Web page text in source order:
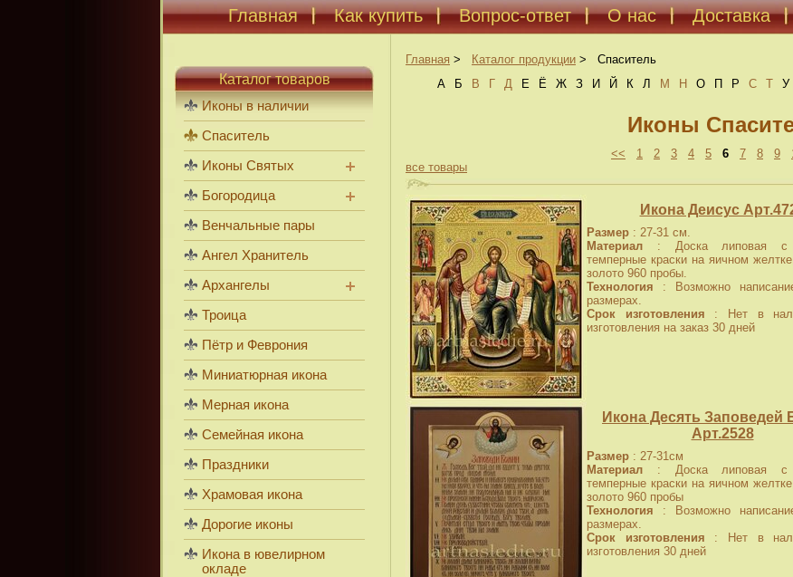
Главная Как купить Вопрос-ответ О нас Доставка
Главная > Каталог продукции >
Спаситель
А
Б В Г Д Е Ё Ж З И Й К Л М Н О П Р С Т У
Иконы
<< 1 2 3 4 5 6 7 8 9
все товары
Икона Деисус
Размер : 27-31 см.
Материал : Доска липовая с
темперные краски на яичном
золото 960 пробы.
Технология : Возможно
размерах.
Срок изготовления : Нет в
изготовления на заказ 30 дней
Икона Десять Заповедей
Арт.2528
Размер : 27-31см
Материал : Доска липовая с
темперные краски на яичном
золото 960 пробы
Технология : Возможно
размерах.
Срок изготовления : Нет в
изготовления 30 дней
Каталог товаров
Иконы в наличии
Спаситель
Иконы Святых
Богородица
Венчальные пары
Ангел Хранитель
Архангелы
Троица
Пётр и Феврония
Миниатюрная икона
Мерная икона
Семейная икона
Праздники
Храмовая икона
Дорогие иконы
Икона в ювелирном
окладе